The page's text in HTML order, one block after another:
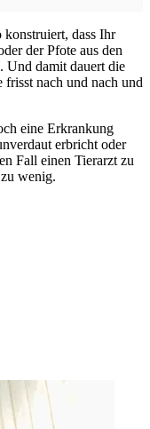
konstruiert, dass Ihr
der Pfote aus den
Und damit dauert die
nach und nach und
eine Erkrankung
erbricht oder
Fall einen Tierarzt zu
wenig.